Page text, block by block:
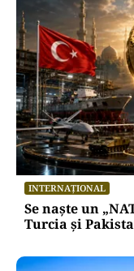
INTERNAȚIONAL
Se naște un
Turcia și